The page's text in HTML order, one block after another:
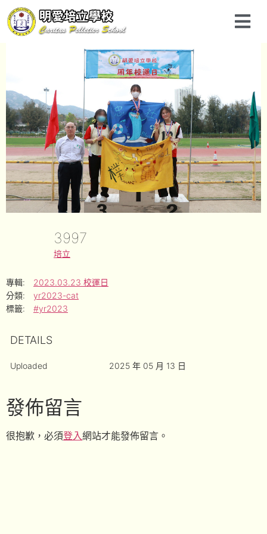
3997
培立
專輯:
2023.03.23 校運日
分類:
yr2023-cat
標籤:
#yr2023
DETAILS
Uploaded 2025 年 05 月 13 日
發佈留言
很抱歉，必須登入網站才能發佈留言。